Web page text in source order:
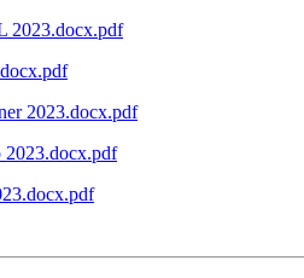
2023.docx.pdf
2023.docx.pdf
2023.docx.pdf